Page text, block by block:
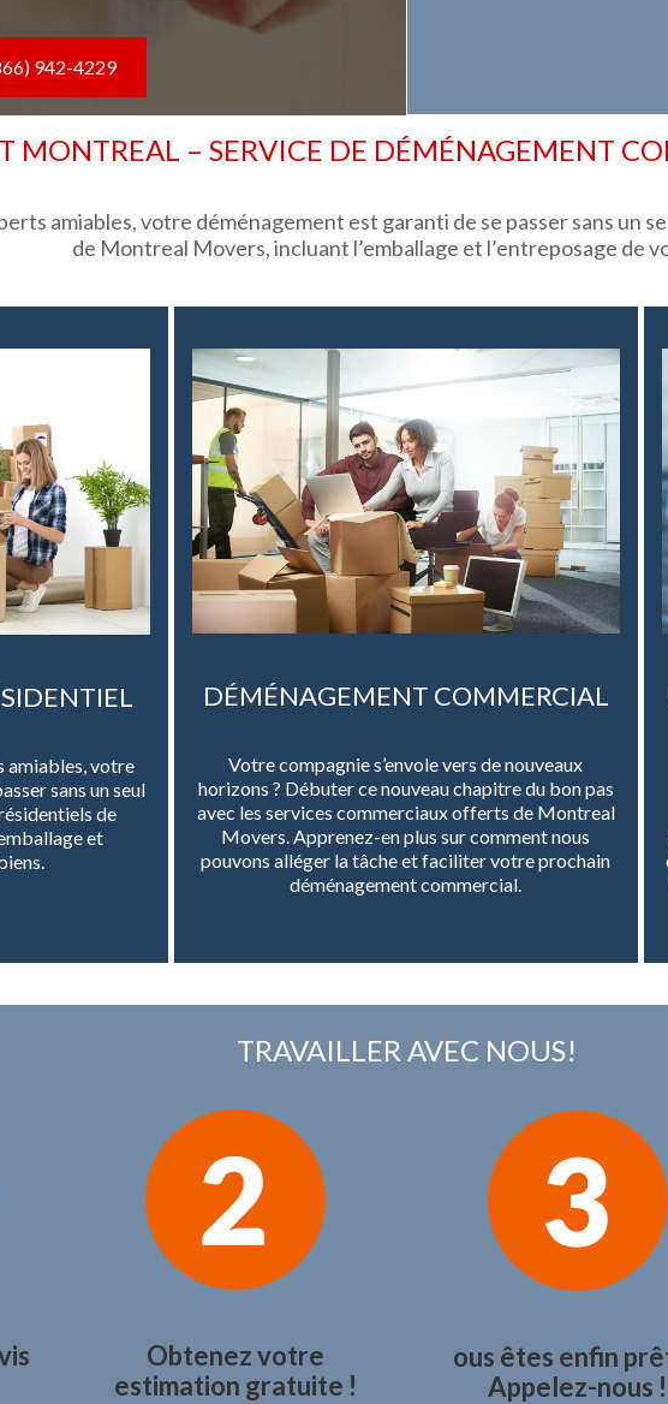
942-4229
MONTREAL – SERVICE DE DÉMÉNAGEMENT
amiables, votre déménagement est garanti de se passer sans un
de Montreal Movers, incluant l’emballage et l’entreposage de
amiables, votre
sans un seul
de
et
DÉMÉNAGEMENT COMMERCIAL
Votre compagnie s’envole vers de nouveaux
horizons ? Débuter ce nouveau chapitre du bon pas
avec les services commerciaux offerts de Montreal
Movers. Apprenez-en plus sur comment nous
pouvons alléger la tâche et faciliter votre prochain
déménagement commercial.
TRAVAILLER AVEC NOUS!
Obtenez votre
estimation gratuite !
ous êtes enfin
Appelez-nous !